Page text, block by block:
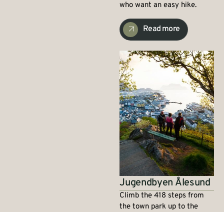
who want an easy hike.
Read more
Jugendbyen Ålesund
Climb the 418 steps from
the town park up to the